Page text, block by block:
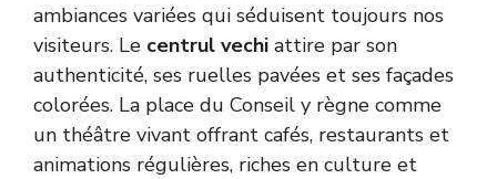
ambiances variées qui séduisent toujours nos
visiteurs. Le centrul vechi attire par son
authenticité, ses ruelles pavées et ses façades
colorées. La place du Conseil y règne comme
un théâtre vivant offrant cafés, restaurants et
animations régulières, riches en culture et